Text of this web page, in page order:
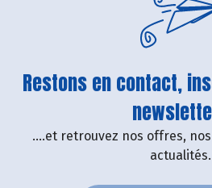
Restons en contact,
....et retrouvez nos offres,
actualités.